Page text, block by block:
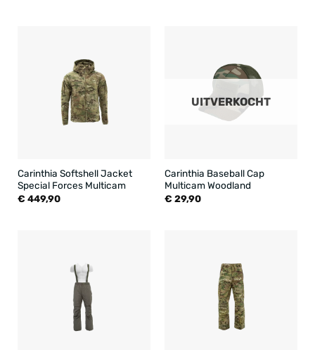
Carinthia Softshell Jacket
Special Forces Multicam
€ 449,90
UITVERKOCHT
Carinthia Baseball Cap
Multicam Woodland
€ 29,90